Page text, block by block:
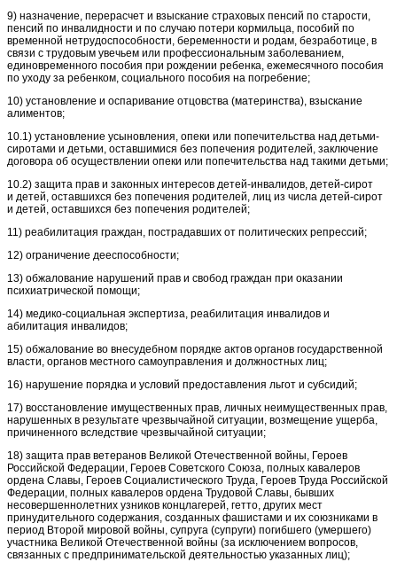
9) назначение, перерасчет и взыскание страховых пенсий по старости,
пенсий по инвалидности и по случаю потери кормильца, пособий по
временной нетрудоспособности, беременности и родам, безработице, в
связи с трудовым увечьем или профессиональным заболеванием,
единовременного пособия при рождении ребенка, ежемесячного пособия
по уходу за ребенком, социального пособия на погребение;
10) установление и оспаривание отцовства (материнства), взыскание
алиментов;
10.1) установление усыновления, опеки или попечительства над детьми-
сиротами и детьми, оставшимися без попечения родителей, заключение
договора об осуществлении опеки или попечительства над такими детьми;
10.2) защита прав и законных интересов детей-инвалидов, детей-сирот
и детей, оставшихся без попечения родителей, лиц из числа детей-сирот
и детей, оставшихся без попечения родителей;
11) реабилитация граждан, пострадавших от политических репрессий;
12) ограничение дееспособности;
13) обжалование нарушений прав и свобод граждан при оказании
психиатрической помощи;
14) медико-социальная экспертиза, реабилитация инвалидов и
абилитация инвалидов;
15) обжалование во внесудебном порядке актов органов государственной
власти, органов местного самоуправления и должностных лиц;
16) нарушение порядка и условий предоставления льгот и субсидий;
17) восстановление имущественных прав, личных неимущественных прав,
нарушенных в результате чрезвычайной ситуации, возмещение ущерба,
причиненного вследствие чрезвычайной ситуации;
18) защита прав ветеранов Великой Отечественной войны, Героев
Российской Федерации, Героев Советского Союза, полных кавалеров
ордена Славы, Героев Социалистического Труда, Героев Труда Российской
Федерации, полных кавалеров ордена Трудовой Славы, бывших
несовершеннолетних узников концлагерей, гетто, других мест
принудительного содержания, созданных фашистами и их союзниками в
период Второй мировой войны, супруга (супруги) погибшего (умершего)
участника Великой Отечественной войны (за исключением вопросов,
связанных с предпринимательской деятельностью указанных лиц);